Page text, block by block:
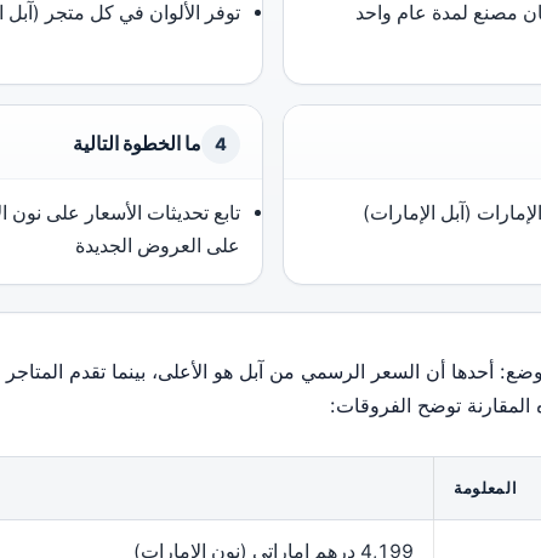
مصنع لمدة عام واحد
توفر الألوان في كل متجر (آبل
(آبل الإمارات)
4 ما الخطوة التالية
تابع تحديثات الأسعار على نون
على العروض الجديدة
أحدها أن السعر الرسمي من آبل هو الأعلى، بينما تقدم المتاجر
المعلومة
4,199 درهم إماراتي (نون الإمارات)